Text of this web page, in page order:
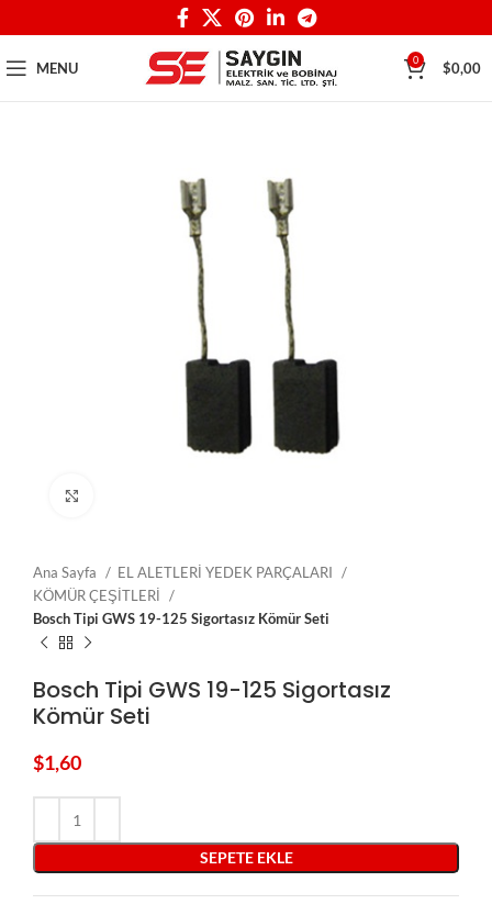
MENU 0 $0,00
Ana Sayfa
EL ALETLERİ YEDEK PARÇALARI
KÖMÜR ÇEŞİTLERİ
Bosch Tipi GWS 19-125 Sigortasız Kömür Seti
Bosch Tipi GWS 19-125 Sigortasız
Kömür Seti
$1,60
SEPETE EKLE